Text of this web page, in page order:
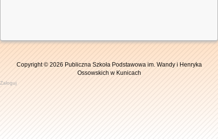
Copyright © 2026 Publiczna Szkoła Podstawowa im. Wandy i Henryka
Ossowskich w Kunicach
Zaloguj